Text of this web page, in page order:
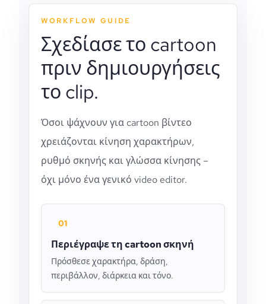
WORKFLOW GUIDE
Σχεδίασε το cartoon
πριν δημιουργήσεις
το clip.
Όσοι ψάχνουν για cartoon βίντεο
χρειάζονται κίνηση χαρακτήρων,
ρυθμό σκηνής και γλώσσα κίνησης –
όχι μόνο ένα γενικό video editor.
01
Περιέγραψε τη cartoon σκηνή
Πρόσθεσε χαρακτήρα, δράση,
περιβάλλον, διάρκεια και τόνο.